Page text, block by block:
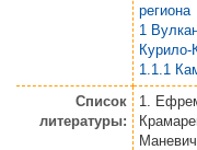
региона
1
Курило-
1.1.1
Список
литературы:
1.